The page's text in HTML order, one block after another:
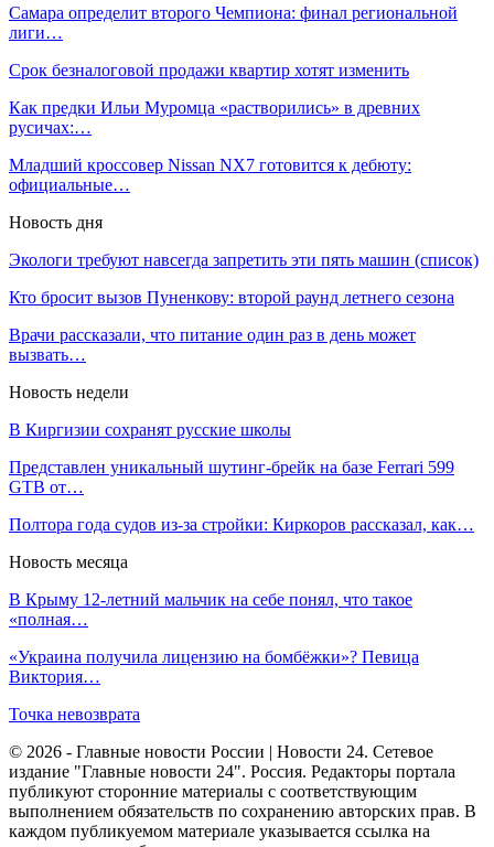
Самара определит второго Чемпиона: финал региональной
лиги…
Срок безналоговой продажи квартир хотят изменить
Как предки Ильи Муромца «растворились» в древних
русичах:…
Младший кроссовер Nissan NX7 готовится к дебюту:
официальные…
Новость дня
Экологи требуют навсегда запретить эти пять машин (список)
Кто бросит вызов Пуненкову: второй раунд летнего сезона
Врачи рассказали, что питание один раз в день может
вызвать…
Новость недели
В Киргизии сохранят русские школы
Представлен уникальный шутинг-брейк на базе Ferrari 599
GTB от…
Полтора года судов из-за стройки: Киркоров рассказал, как…
Новость месяца
В Крыму 12-летний мальчик на себе понял, что такое
«полная…
«Украина получила лицензию на бомбёжки»? Певица
Виктория…
Точка невозврата
© 2026 - Главные новости России | Новости 24. Сетевое
издание "Главные новости 24". Россия. Редакторы портала
публикуют сторонние материалы с соответствующим
выполнением обязательств по сохранению авторских прав. В
каждом публикуемом материале указывается ссылка на